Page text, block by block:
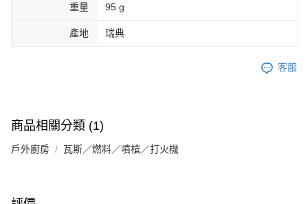
重量 95 g
產地 瑞典
客服
商品相關分類 (1)
戶外廚房 瓦斯／燃料／噴槍／打火機